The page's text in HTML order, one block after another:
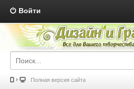
Войти
Полная версия сайта